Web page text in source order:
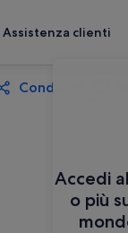
Assistenza clienti
Accedi
o più
Condividi